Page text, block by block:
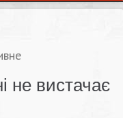
не вистачає